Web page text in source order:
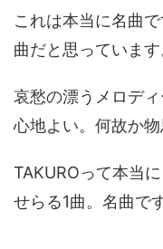
これは本当に名曲
曲だと思っています
哀愁の漂うメロデ
心地よい。何故か物
TAKUROって本当
せらる1曲。名曲です